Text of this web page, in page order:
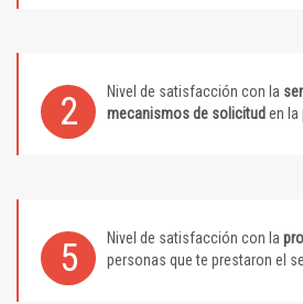
2 Nivel de satisfacción con la
mecanismos de solicitud en la
5 Nivel de satisfacción con la
personas que te prestaron el